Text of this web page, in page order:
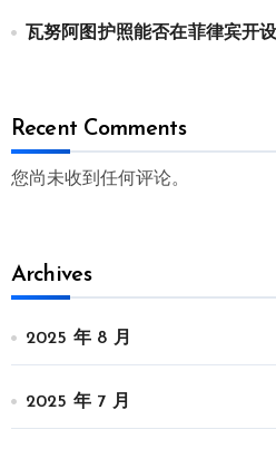
瓦努阿图护照能否在菲律宾开
Recent Comments
您尚未收到任何评论。
Archives
2025 年 8 月
2025 年 7 月